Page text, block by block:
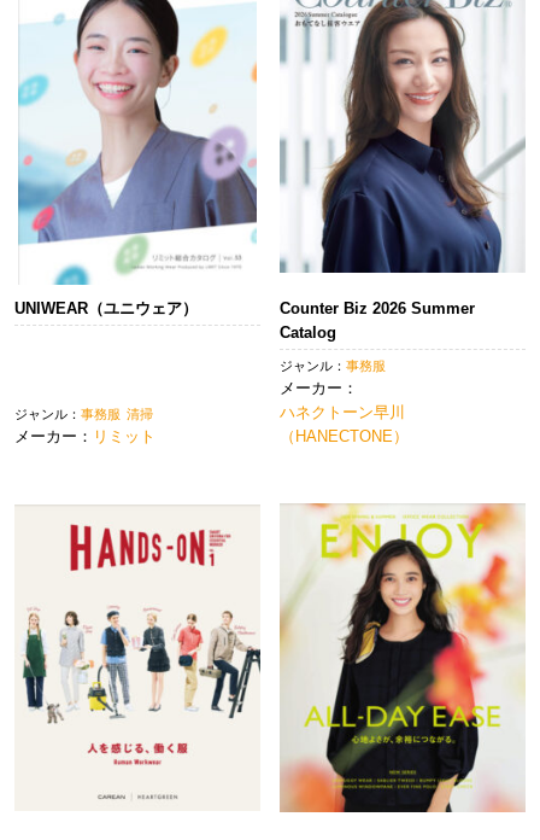
UNIWEAR（ユニウェア）
ジャンル： 事務服 清掃
メーカー： リミット
Counter Biz 2026 Summer
Catalog
ジャンル：事務服
メーカー：
ハネクトーン早川
（HANECTONE）